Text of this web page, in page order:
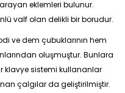
eklemleri bulunur.
valf olan delikli bir borudur.
ve dem çubuklarının hem
oluşmuştur. Bunlara
klavye sistemi kullananlar
çalgılar da geliştirilmiştir.